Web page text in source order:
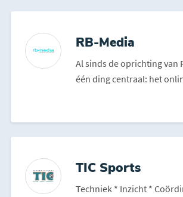
RB-Media
Al sinds de oprichting van
één ding centraal: het
TIC Sports
Techniek * Inzicht * Coördinatie.